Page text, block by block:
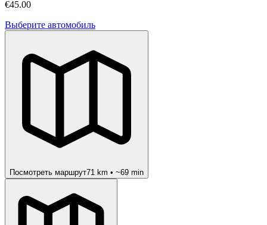
€45.00
Выберите автомобиль
Посмотреть маршрут71 km • ~69 min